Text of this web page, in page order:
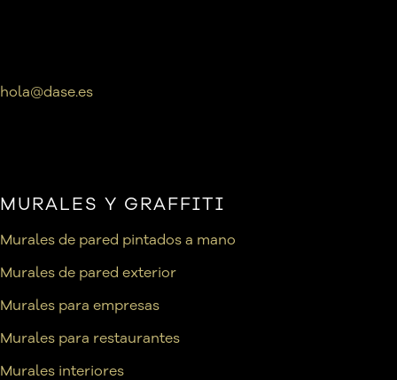
hola@dase.es
MURALES Y GRAFFITI
Murales de pared pintados a mano
Murales de pared exterior
Murales para empresas
Murales para restaurantes
Murales interiores